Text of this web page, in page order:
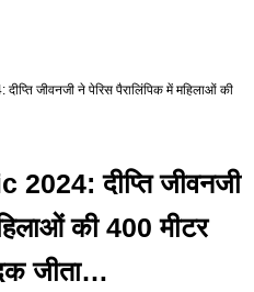
जीवनजी ने पेरिस पैरालिंपिक में महिलाओं की
दीप्ति जीवनजी
की 400 मीटर
जीता…